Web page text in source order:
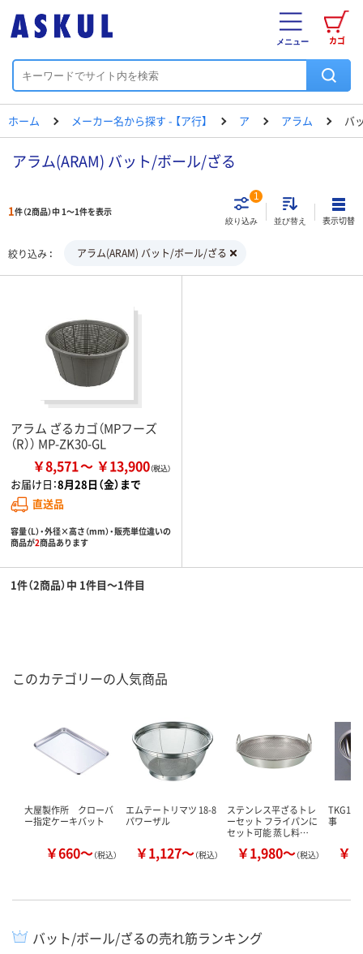
カゴ
メニュー
ホーム メーカー名から探す - 【ア行】 ア アラム バ
アラム(ARAM) バット/ボール/ざる
1件（2商品）中 1～1件を表示
絞り込み
1
並び替え 表示切替
絞り込み アラム(ARAM) バット/ボール/ざる
アラム ざるカゴ（MPフーズ
（R）） MP-ZK30-GL
￥8,571 ￥13,900
お届け日：8月28日（金）まで
直送品
容量（L）・外径×高さ（mm）・販売単位違いの
商品が2商品あります
1件（2商品）中 1件目～1件目
このカテゴリーの人気商品
大屋製作所 クローバ
ー指定ケーキバット
￥660～（税込）
エムテートリマツ 18-8
パワーザル
￥1,127～（税込）
ステンレス平ざるトレ
ーセット フライパンに
セット可能 蒸し料…
￥1,980～（税込）
TKG18-
事
￥
バット/ボール/ざるの売れ筋ランキング